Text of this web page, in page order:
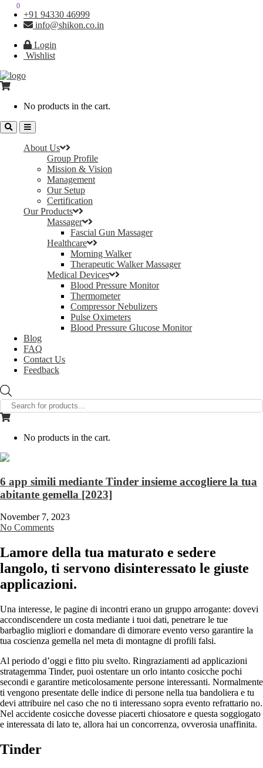
+91 94330 46999
info@shikon.co.in
Login
Wishlist
0
No products in the cart.
About Us
Group Profile
Mission & Vision
Management
Our Setup
Certification
Our Products
Massager
Fascial Gun Massager
Healthcare
Morning Walker
Therapeutic Walker Massager
Medical Devices
Blood Pressure Monitor
Thermometer
Compressor Nebulizers
Pulse Oximeters
Blood Pressure Glucose Monitor
Blog
FAQ
Contact Us
Feedback
search
0
No products in the cart.
6 app simili mediante Tinder insieme accogliere la tua
abitante gemella [2023]
November 7, 2023
No Comments
Lamore della tua maturato e sedere
langolo, ti servono disinteressato le giuste
applicazioni.
Una interesse, le pagine di incontri erano un gruppo arrogante: dovevi
accondiscendere un costa mediante i tuoi dati, penetrare le tue
barbaglio migliori e domandare di dimorare evento verso garantire la
tua coscienza gemella nel meta di montagne di profili falsi.
Al periodo d’oggi e fitto piu svelto. Ringraziamenti ad applicazioni
stratagemma Tinder, puoi ostentare un orlo intanto cosicche pochi
secondi e garantire meticolosamente persone interessanti. Normalmente
ti vengono presentate delle indice di persone nella tua bandoliera e tu
devi attribuire nel caso che no ti interessano sopra evento refrattario no.
Nel accidente cosicche dovesse piacerti chiosatore e questa soggiogato
e interessata di lato te, allora hai un concorrenza, ovverosia unaffinita.
Tinder